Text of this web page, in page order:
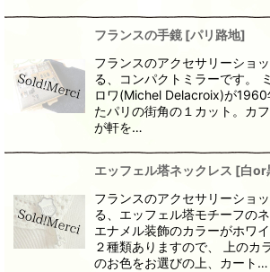
フランスの手鏡 [パリ路地]
フランスのアクセサリーショ
る、コンパクトミラーです。
ロワ(Michel Delacroix)が1960
たパリの街角の１カット。カ
が軒を…
エッフェル塔ネックレス [白or
フランスのアクセサリーショ
る、エッフェル塔モチーフのネ
エナメル装飾のカラーがホワ
２種類ありますので、 上のカ
のお色をお選びの上、カート…